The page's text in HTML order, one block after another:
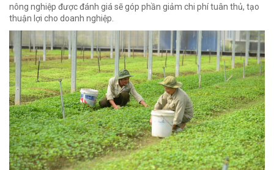
nông nghiệp được đánh giá sẽ góp phần giảm chi phí tuân thủ, tạo
thuận lợi cho doanh nghiệp.